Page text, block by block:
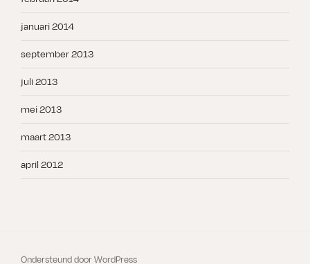
januari 2014
september 2013
juli 2013
mei 2013
maart 2013
april 2012
Ondersteund door WordPress